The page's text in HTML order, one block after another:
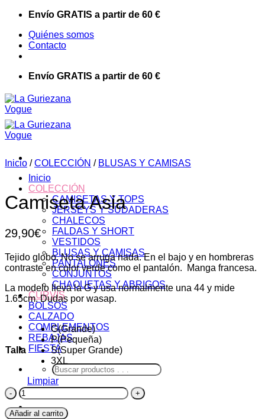
Saltar
contenido
Envío GRATIS a partir de 60 €
Quiénes somos
Contacto
Envío GRATIS a partir de 60 €
Inicio
COLECCIÓN
CAMISETAS Y TOPS
JERSEYS Y SUDADERAS
CHALECOS
FALDAS Y SHORT
VESTIDOS
BLUSAS Y CAMISAS
PANTALONES
CONJUNTOS
CHAQUETAS Y ABRIGOS
CURVIS
BOLSOS
CALZADO
COMPLEMENTOS
REBAJAS
FIESTA
Buscar
por:
Inicio / COLECCIÓN / BLUSAS Y CAMISAS
Camiseta Asia
29,90€
Tejido globo. No se arruga nada. En el bajo y en hombreras
contraste en color verde como el pantalón. Manga francesa.
La modelo lleva la G y usa normalmente una 44 y mide
1.65cm. Dudas por wasap.
Talla
G(Grande)
P(Pequeña)
S(Super Grande)
3XL
Limpiar
Camiseta
Asia
cantidad
Añadir al carrito